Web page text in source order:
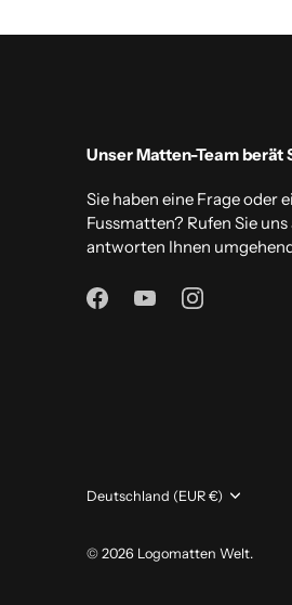
Unser Matten-Team berät
Sie haben eine Frage oder
Fussmatten? Rufen Sie
antworten Ihnen
Währung
Deutschland (EUR €)
© 2026 Logomatten Welt.